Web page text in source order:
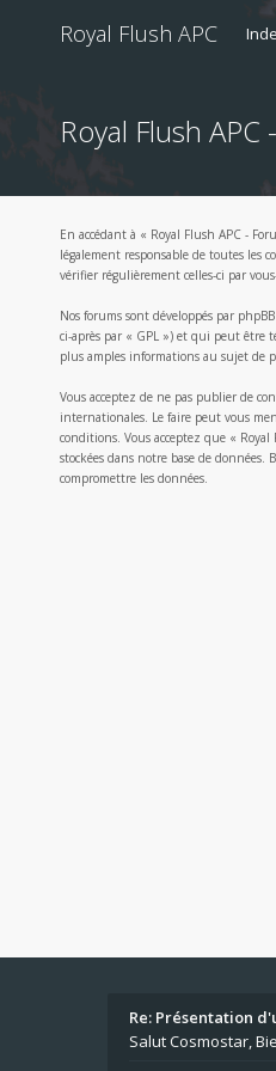
Royal Flush APC
Royal Flush
En accédant à « Royal Flush APC -
légalement responsable de toutes les
vérifier régulièrement celles-ci par
Nos forums sont développés par
ci-après par « GPL ») et qui peut être
plus amples informations au sujet de
Vous acceptez de ne pas publier de
internationales. Le faire peut vous
conditions. Vous acceptez que «
stockées dans notre base de
compromettre les données.
Re: Présentation